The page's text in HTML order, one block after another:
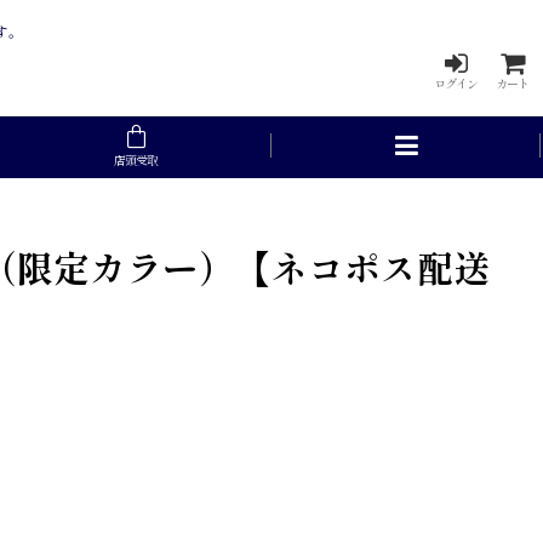
ログイン カート
店頭受取
限定カラー）【ネコポス配送